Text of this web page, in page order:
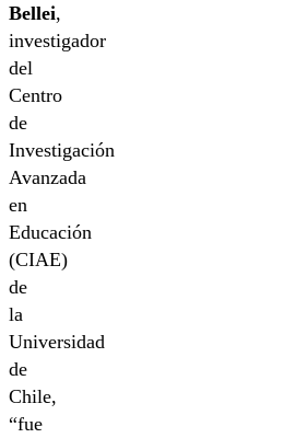
Bellei,
investigador
del
Centro
de
Investigación
Avanzada
en
Educación
(CIAE)
de
la
Universidad
de
Chile,
“fue